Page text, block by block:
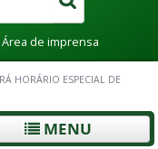
Área de imprensa
HORÁRIO ESPECIAL DE
MENU